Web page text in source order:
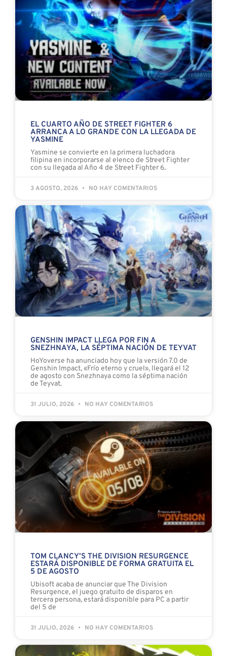
EL CUARTO AÑO DE STREET FIGHTER 6
ARRANCA A LO GRANDE CON LA LLEGADA DE
YASMINE
Yasmine se convierte en la primera luchadora
filipina en incorporarse al elenco de Street Fighter
con su llegada al Año 4 de Street Fighter 6.
3 AGOSTO, 2026 NO HAY COMENTARIOS
GENSHIN IMPACT LLEGA POR FIN A
SNEZHNAYA, LA SÉPTIMA NACIÓN DE TEYVAT
HoYoverse ha anunciado hoy que la versión 7.0 de
Genshin Impact, «Frío eterno y cruel», llegará el 12
de agosto con Snezhnaya como la séptima nación
de Teyvat.
31 JULIO, 2026 NO HAY COMENTARIOS
TOM CLANCY’S THE DIVISION RESURGENCE
ESTARÁ DISPONIBLE DE FORMA GRATUITA EL
5 DE AGOSTO
Ubisoft acaba de anunciar que The Division
Resurgence, el juego gratuito de disparos en
tercera persona, estará disponible para PC a partir
del 5 de
31 JULIO, 2026 NO HAY COMENTARIOS